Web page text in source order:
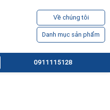
Về chúng tôi
Danh mục sản phẩm
0911115128